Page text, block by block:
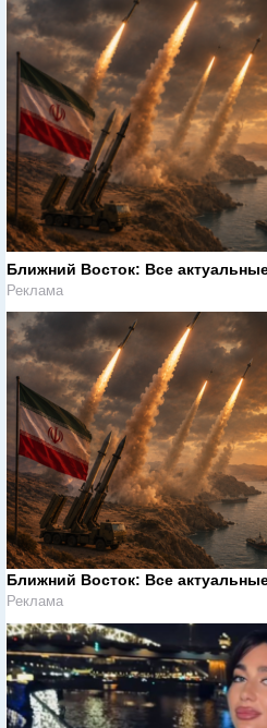
Ближний Восток: Все
Реклама
Ближний Восток: Все
Реклама